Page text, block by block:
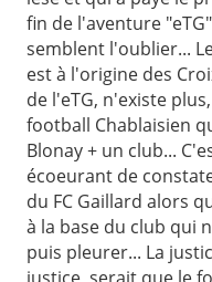
fin de l'aventure
semblent l'oublier...
est à l'origine des
de l'eTG, n'existe
football Chablaisien
Blonay + un club...
écoeurant de
du FC Gaillard alors
à la base du club qui
puis pleurer... La